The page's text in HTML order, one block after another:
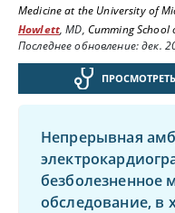
Medicine at the University of
Howlett,MD, Cumming
Последнее обновление: дек.
Непрерывная
безболезненное
обследование, в